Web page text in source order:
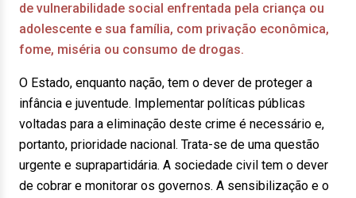
de vulnerabilidade social enfrentada pela criança ou
adolescente e sua família, com privação econômica,
fome, miséria ou consumo de drogas.
O Estado, enquanto nação, tem o dever de proteger a
infância e juventude. Implementar políticas públicas
voltadas para a eliminação deste crime é necessário e,
portanto, prioridade nacional. Trata-se de uma questão
urgente e suprapartidária. A sociedade civil tem o dever
de cobrar e monitorar os governos. A sensibilização e o